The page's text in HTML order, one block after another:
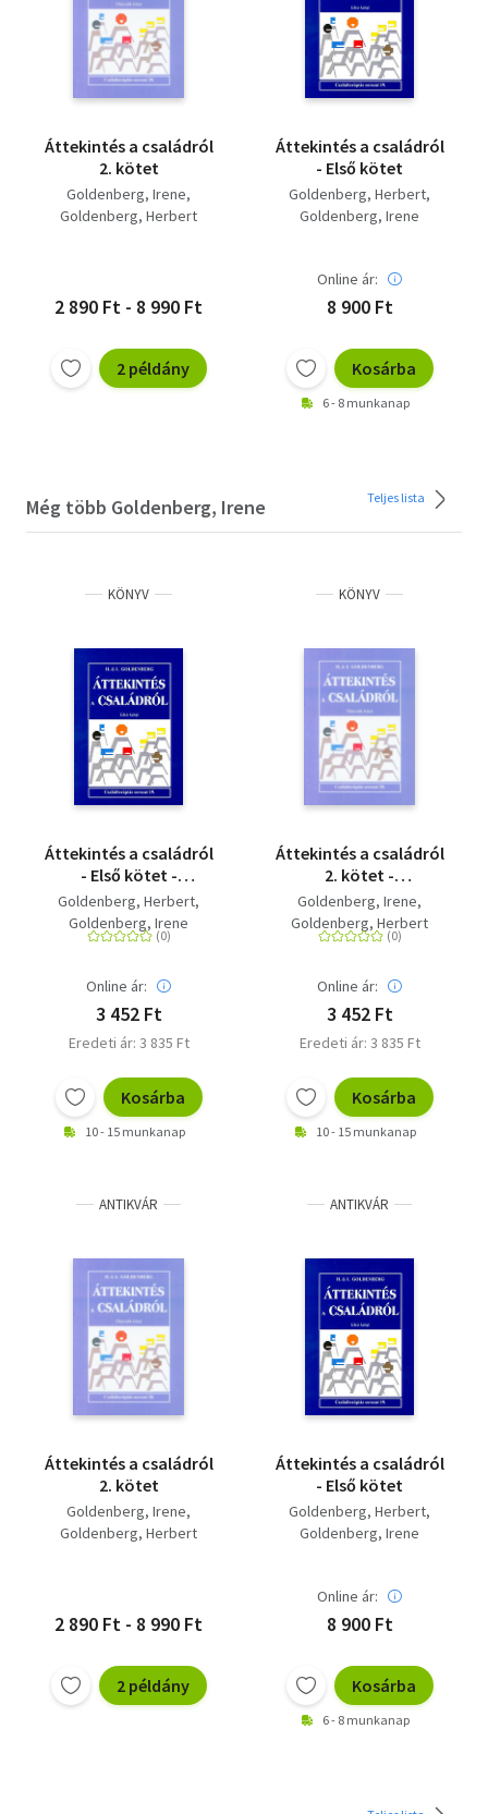
Áttekintés a családról
2. kötet
Goldenberg, Irene
Goldenberg, Herbert
2 890 Ft - 8 990 Ft
2 példány
Áttekintés a családról
- Első kötet
Goldenberg, Herbert
Goldenberg, Irene
Online ár:
8 900 Ft
Kosárba
6 - 8 munkanap
Még több Goldenberg, Irene Teljes lista
KÖNYV
Áttekintés a családról
- Első kötet -
Családterápiás
sorozat 19.
Goldenberg, Herbert
Goldenberg, Irene
Online ár:
3 452 Ft
Eredeti ár: 3 835 Ft
Kosárba
10 - 15 munkanap
KÖNYV
Áttekintés a családról
2. kötet -
Családterápiás
sorozat 20.
Goldenberg, Irene
Goldenberg, Herbert
Online ár:
3 452 Ft
Eredeti ár: 3 835 Ft
Kosárba
10 - 15 munkanap
ANTIKVÁR
Áttekintés a családról
2. kötet
Goldenberg, Irene
Goldenberg, Herbert
2 890 Ft - 8 990 Ft
2 példány
ANTIKVÁR
Áttekintés a családról
- Első kötet
Goldenberg, Herbert
Goldenberg, Irene
Online ár:
8 900 Ft
Kosárba
6 - 8 munkanap